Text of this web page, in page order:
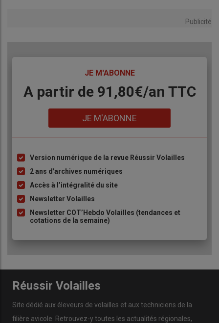
Publicité
JE M'ABONNE
Body
A partir de 91,80€/an​ TTC
JE M'ABONNE
Liste
à
puce
Version numérique de la revue Réussir Volailles
2 ans d'archives numériques
Accès à l’intégralité du site
Newsletter Volailles
Newsletter COT’Hebdo Volailles (tendances et
cotations de la semaine)
Réussir Volailles
Site dédié aux éleveurs de volailles et aux techniciens de la
filière avicole. Retrouvez-y toutes les actualités régionales,